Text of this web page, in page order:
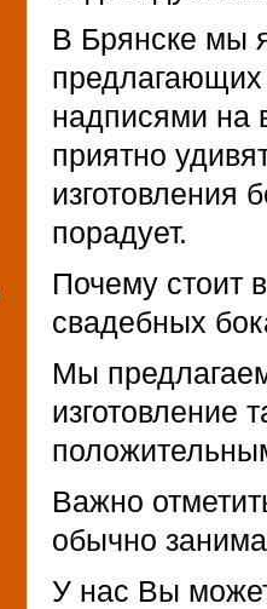
В Брянске мы
надписями на
приятно
изготовления
порадует.
Почему стоит
свадебных
Мы
изготовление
Важно
обычно
У нас Вы